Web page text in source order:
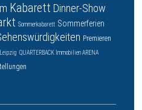
Kabarett Dinner-Show
Sommerkabarett Sommerferien
Premieren
QUARTERBACK Immobilien ARENA